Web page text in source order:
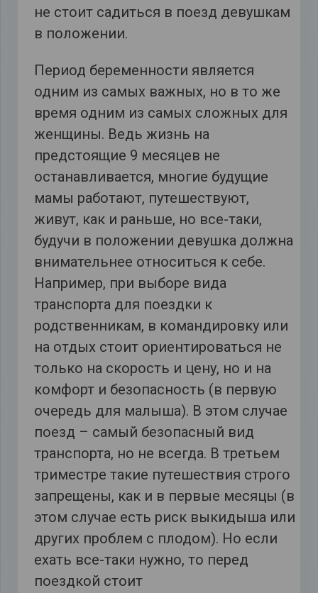
не стоит садиться в поезд девушкам
в положении.
Период беременности является
одним из самых важных, но в то же
время одним из самых сложных для
женщины. Ведь жизнь на
предстоящие 9 месяцев не
останавливается, многие будущие
мамы работают, путешествуют,
живут, как и раньше, но все-таки,
будучи в положении девушка должна
внимательнее относиться к себе.
Например, при выборе вида
транспорта для поездки к
родственникам, в командировку или
на отдых стоит ориентироваться не
только на скорость и цену, но и на
комфорт и безопасность (в первую
очередь для малыша). В этом случае
поезд – самый безопасный вид
транспорта, но не всегда. В третьем
триместре такие путешествия строго
запрещены, как и в первые месяцы (в
этом случае есть риск выкидыша или
других проблем с плодом). Но если
ехать все-таки нужно, то перед
поездкой стоит